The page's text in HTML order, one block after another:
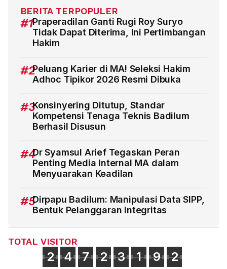
BERITA TERPOPULER
#1Praperadilan Ganti Rugi Roy Suryo
Tidak Dapat Diterima, Ini Pertimbangan
Hakim
#2Peluang Karier di MA! Seleksi Hakim
Adhoc Tipikor 2026 Resmi Dibuka
#3Konsinyering Ditutup, Standar
Kompetensi Tenaga Teknis Badilum
Berhasil Disusun
#4Dr Syamsul Arief Tegaskan Peran
Penting Media Internal MA dalam
Menyuarakan Keadilan
#5Dirpapu Badilum: Manipulasi Data SIPP,
Bentuk Pelanggaran Integritas
TOTAL VISITOR
2 4 7 2 3 1 9 2